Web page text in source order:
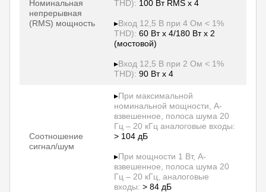
Номинальная
непрерывная
(RMS) мощность
THD): 100 Вт RMS x 4
▸Вход 12,5 В при 4 Ом < 1%
THD): 60 Вт x 4/180 Вт x 2
(мостовой)
▸Вход 12,5 В при 2 Ом < 1%
THD): 90 Вт x 4
Соотношение
сигнал/шум
▸При максимальной
номинальной мощности, A-
взвешенное, полоса шума 20
Гц – 20 кГц аналоговые входы:
> 104 дБ
▸При мощности 1 Вт, A-
взвешенное, полоса шума 20
Гц – 20 кГц, аналоговые
входы: > 84 дБ